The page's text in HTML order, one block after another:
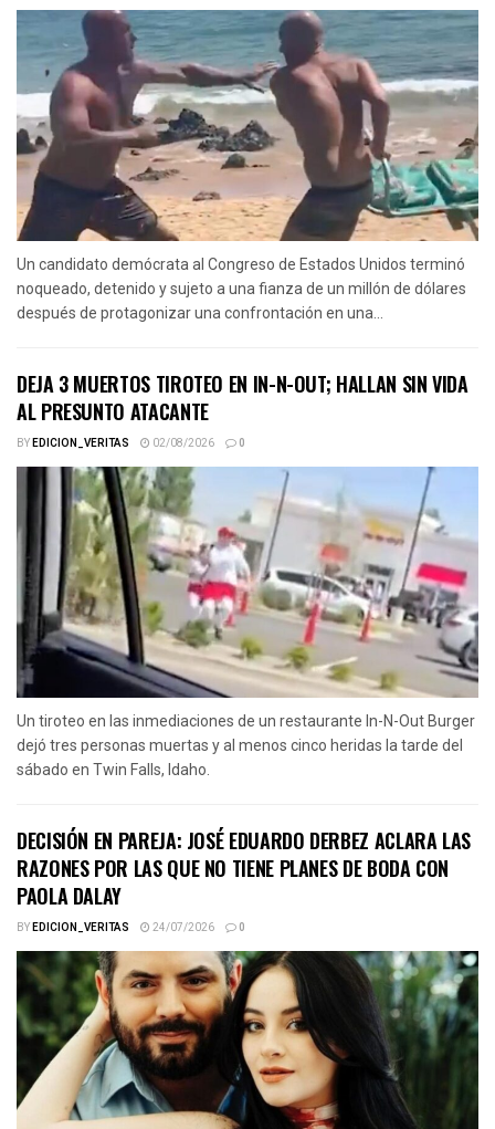
Un candidato demócrata al Congreso de Estados Unidos terminó
noqueado, detenido y sujeto a una fianza de un millón de dólares
después de protagonizar una confrontación en una...
DEJA 3 MUERTOS TIROTEO EN IN-N-OUT; HALLAN SIN VIDA
AL PRESUNTO ATACANTE
BYEDICION_VERITAS 02/08/2026 0
Un tiroteo en las inmediaciones de un restaurante In-N-Out Burger
dejó tres personas muertas y al menos cinco heridas la tarde del
sábado en Twin Falls, Idaho.
DECISIÓN EN PAREJA: JOSÉ EDUARDO DERBEZ ACLARA LAS
RAZONES POR LAS QUE NO TIENE PLANES DE BODA CON
PAOLA DALAY
BYEDICION_VERITAS 24/07/2026 0